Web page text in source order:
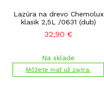
Lazúra na drevo Chemolux
klasik 2,5L /0631 (dub)
32,90 €
Na sklade
Môžete mať už zajtra.